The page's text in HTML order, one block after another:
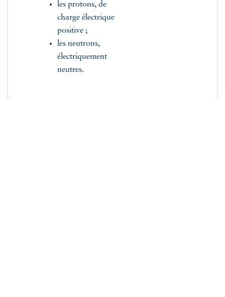
les protons, de
charge électrique
positive ;
les neutrons,
électriquement
neutres.